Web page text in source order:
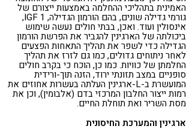
האמינית בתהליכי ההחלמה באמצעות ייצורם של
גורמי גדילה שונים, בהם הורמון הגדילה, 1 IGF,
אינסולין ועוד. ואכן, בבתי חולים נעשה שימוש
ביכולתה של הארגינין להגביר את הפרשת הורמון
הגדילה כדי לשפר את תהליך התאחות הפצעים
לאחר ניתוחים גדולים, כמו גם לזרז את תהליך
החלמתן של כוויות. כמו כן, הוכח כי בקרב חולים
סופניים במצב תזונתי ירוד, הזנה תוך-ורידית
המועשרת ב-L-ארגינין העלתה בעשרות אחוזים את
רמות ייצור החלבון המרכזי בדם (אלבומין), וכן את
מסת השריר ואת תוחלת החיים.
ארגינין והמערכת החיסונית